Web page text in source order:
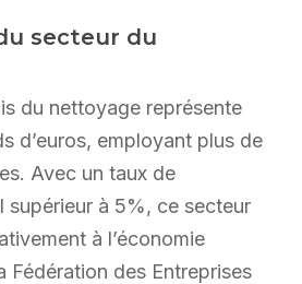
secteur du
du nettoyage représente
d’euros, employant plus de
Avec un taux de
supérieur à 5%, ce secteur
à l’économie
Fédération des Entreprises